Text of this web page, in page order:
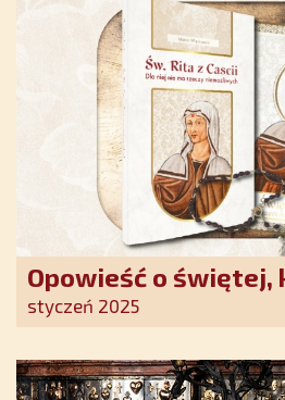
Opowieść o świętej,
szczerego oddania
nadziei w XXI wieku
styczeń 2025